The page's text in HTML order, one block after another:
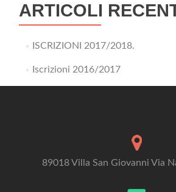
ARTICOLI
ISCRIZIONI 2017/2018.
Iscrizioni 2016/2017
89018 Villa San Giovanni Via